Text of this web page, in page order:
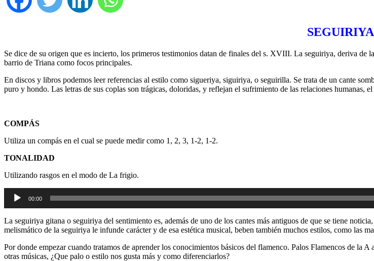
SEGUIRIYA
Se dice de su origen que es incierto, los primeros testimonios datan de finales del s. XVIII. La seguiriya, deriva
barrio de Triana como focos principales.
En discos y libros podemos leer referencias al estilo como sigueriya, siguiriya, o seguirilla. Se trata de un cante
puro y hondo. Las letras de sus coplas son trágicas, doloridas, y reflejan el sufrimiento de las relaciones humanas,
COMPÁS
Utiliza un compás en el cual se puede medir como 1, 2, 3, 1-2, 1-2.
TONALIDAD
Utilizando rasgos en el modo de La frigio.
Reproductor
audio
00:00
La seguiriya gitana o seguiriya del sentimiento es, además de uno de los cantes más antiguos de que se tiene
melismático de la seguiriya le infunde carácter y de esa estética musical, beben también muchos estilos, como las
Por donde empezar cuando tratamos de aprender los conocimientos básicos del flamenco. Palos Flamencos de
otras músicas, ¿Que palo o estilo nos gusta más y como diferenciarlos?